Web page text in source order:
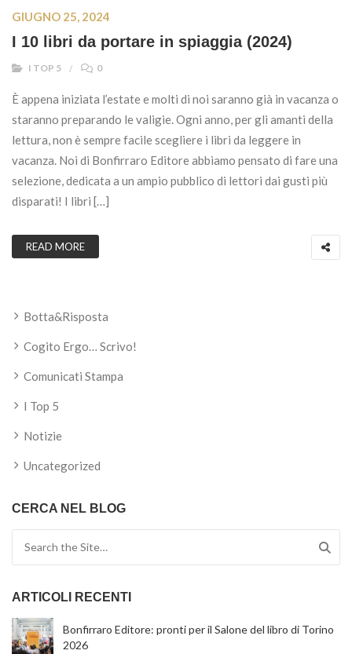
GIUGNO 25, 2024
I 10 libri da portare in spiaggia (2024)
I TOP 5 0
È appena iniziata l’estate e molti di noi saranno già in vacanza o
staranno preparando le valigie. Ogni anno, per gli amanti della
lettura, non è sempre facile scegliere i libri da leggere in
vacanza. Noi di Bonfirraro Editore abbiamo pensato di fare una
selezione, dedicata a un ampio pubblico di lettori dai gusti più
disparati! I libri […]
READ MORE
Botta&Risposta
Cogito Ergo… Scrivo!
Comunicati Stampa
I Top 5
Notizie
Uncategorized
CERCA NEL BLOG
ARTICOLI RECENTI
Bonfirraro Editore: pronti per il Salone del libro di Torino
2026